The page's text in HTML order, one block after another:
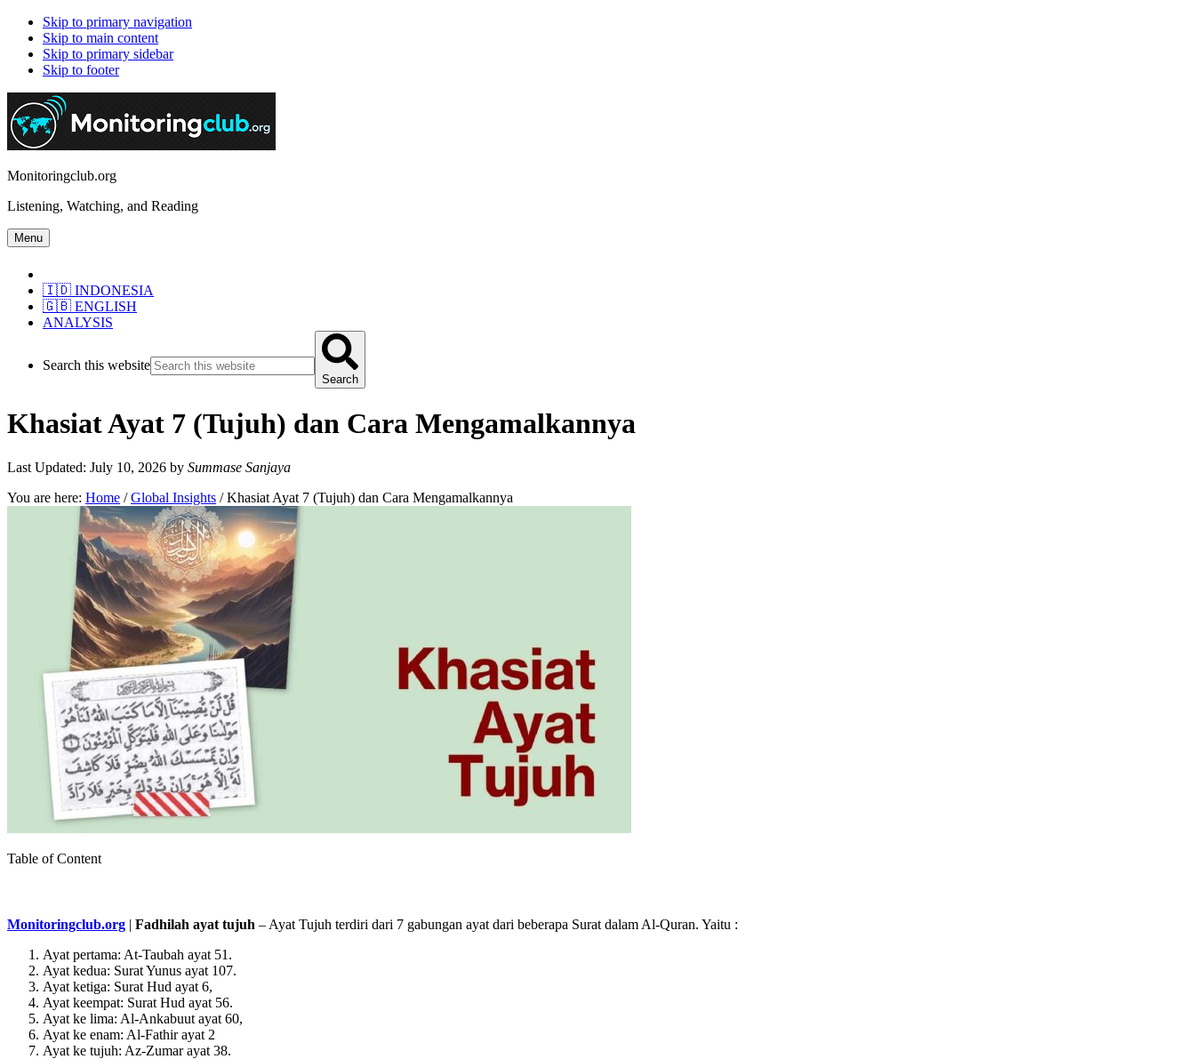
Skip to primary navigation
Skip to main content
Skip to primary sidebar
Skip to footer
Monitoringclub.org
Listening, Watching, and Reading
Menu
🇮🇩 INDONESIA
🇬🇧 ENGLISH
ANALYSIS
Search this website
Search
Khasiat Ayat 7 (Tujuh) dan Cara Mengamalkannya
Last Updated: July 10, 2026 by Summase Sanjaya
You are here: Home / Global Insights /Khasiat Ayat 7 (Tujuh) dan Cara Mengamalkannya
Table of Content
Monitoringclub.org | Fadhilah ayat tujuh – Ayat Tujuh terdiri dari 7 gabungan ayat dari beberapa Surat dalam Al-Quran. Yaitu :
Ayat pertama: At-Taubah ayat 51.
Ayat kedua: Surat Yunus ayat 107.
Ayat ketiga: Surat Hud ayat 6,
Ayat keempat: Surat Hud ayat 56.
Ayat ke lima: Al-Ankabuut ayat 60,
Ayat ke enam: Al-Fathir ayat 2
Ayat ke tujuh: Az-Zumar ayat 38.